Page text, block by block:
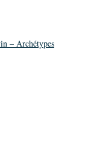
– Archétypes